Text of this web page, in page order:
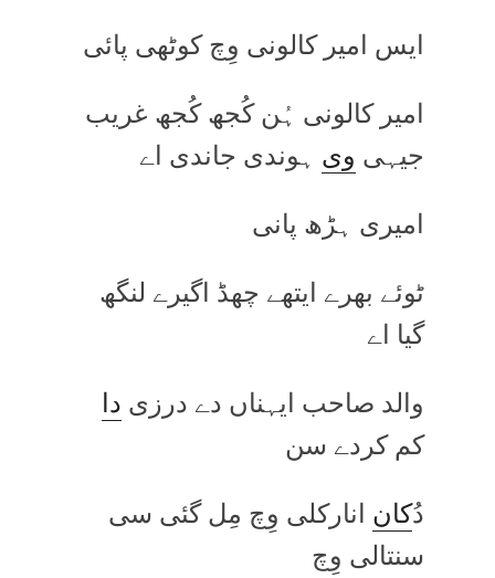
ایس امیر کالونی وِچ کوٹھی پائی
امیر کالونی ہُن کُجھ کُجھ غریب
جیہی وی ہوندی جاندی اے
امیری ہڑھ پانی
ٹوئے بھرے ایتھے چھڈ اگیرے لنگھ
گیا اے
والد صاحب ایہناں دے درزی دا
کم کردے سن
دُکان انارکلی وِچ مِل گئی سی
سنتالی وِچ